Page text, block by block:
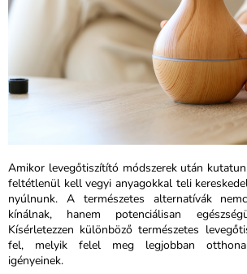
Amikor levegőtiszítító módszerek után
feltétlenül kell vegyi anyagokkal teli
nyúlnunk. A természetes alternatívák
kínálnak, hanem potenciálisan
Kísérletezzen különböző természetes
fel, melyik felel meg legjobban otthona
igényeinek.